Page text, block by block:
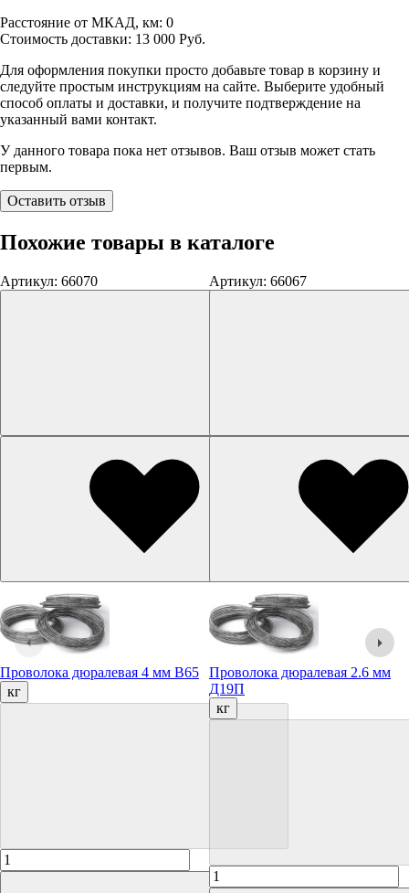
Расстояние от МКАД, км: 0
Стоимость доставки: 13 000 Руб.
Для оформления покупки просто добавьте товар в корзину и
следуйте простым инструкциям на сайте. Выберите удобный
способ оплаты и доставки, и получите подтверждение на
указанный вами контакт.
У данного товара пока нет отзывов. Ваш отзыв может стать
первым.
Оставить отзыв
Похожие товары в каталоге
Артикул: 66070
Проволока дюралевая 4 мм В65
кг
Артикул: 66067
Проволока дюралевая 2.6 мм
Д19П
кг